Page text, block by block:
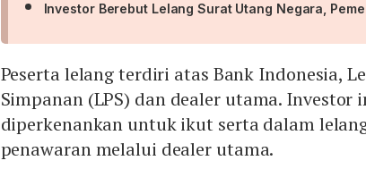
Investor Berebut Lelang Surat Utang Negara,
Peserta lelang terdiri atas Bank Indonesia,
Simpanan (LPS) dan dealer utama. Investor
diperkenankan untuk ikut serta dalam
penawaran melalui dealer utama.